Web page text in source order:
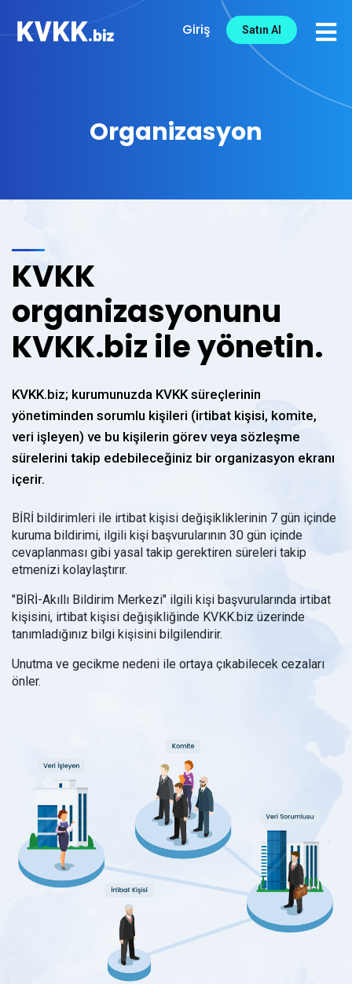
Satın Al
Giriş
Organizasyon
KVKK
organizasyonunu
KVKK.biz ile yönetin.
KVKK.biz; kurumunuzda KVKK süreçlerinin
yönetiminden sorumlu kişileri (irtibat kişisi, komite,
veri işleyen) ve bu kişilerin görev veya sözleşme
sürelerini takip edebileceğiniz bir organizasyon ekranı
içerir.
BİRİ bildirimleri ile irtibat kişisi değişikliklerinin 7 gün içinde
kuruma bildirimi, ilgili kişi başvurularının 30 gün içinde
cevaplanması gibi yasal takip gerektiren süreleri takip
etmenizi kolaylaştırır.
"BİRİ-Akıllı Bildirim Merkezi" ilgili kişi başvurularında irtibat
kişisini, irtibat kişisi değişikliğinde KVKK.biz üzerinde
tanımladığınız bilgi kişisini bilgilendirir.
Unutma ve gecikme nedeni ile ortaya çıkabilecek cezaları
önler.